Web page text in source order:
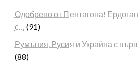
Одобрено от Пентагона!
с… (91)
Румъния, Русия и Украйна с
(88)